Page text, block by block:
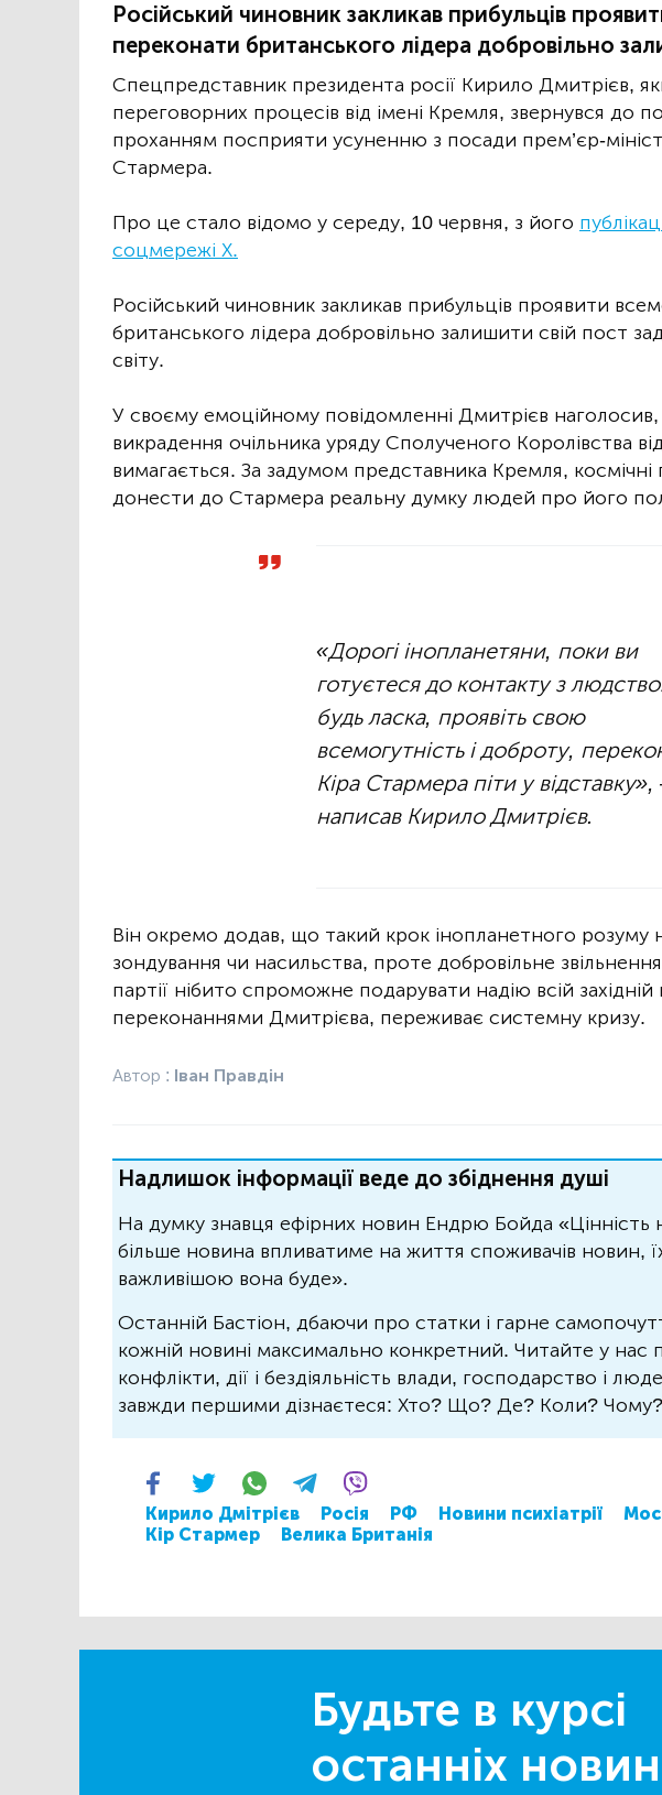
Російський чиновник закликав прибульців
переконати британського лідера добровільно
Спецпредставник президента росії Кирило Дмитрієв,
переговорних процесів від імені Кремля, звернувся до
проханням посприяти усуненню з посади прем’єр-
Стармера.
Про це стало відомо у середу, 10 червня, з його
соцмережі Х.
Російський чиновник закликав прибульців проявити
британського лідера добровільно залишити свій пост
світу.
У своєму емоційному повідомленні Дмитрієв
викрадення очільника уряду Сполученого Королівства
вимагається. За задумом представника Кремля,
донести до Стармера реальну думку людей про його
«Дорогі інопланетяни, поки ви
готуєтеся до контакту з
будь ласка, проявіть свою
всемогутність і доброту,
Кіра Стармера піти у
написав Кирило Дмитрієв.
Він окремо додав, що такий крок інопланетного розуму
зондування чи насильства, проте добровільне
партії нібито спроможне подарувати надію всій західній
переконаннями Дмитрієва, переживає системну кризу.
Автор : Іван Правдін
Надлишок інформації веде до збіднення душі
На думку знавця ефірних новин Ендрю Бойда
більше новина впливатиме на життя споживачів новин,
важливішою вона буде».
Останній Бастіон, дбаючи про статки і гарне
кожній новині максимально конкретний. Читайте у нас
конфлікти, дії і бездіяльність влади, господарство і
завжди першими дізнаєтеся: Хто? Що? Де? Коли?
Кирило Дмітрієв Росія РФ Новини психіатрії
Кір Стармер
Велика Британія
Будьте в курсі
останніх новин